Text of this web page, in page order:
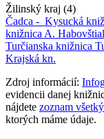
Žilinský kraj (4)
Čadca - Kysucká
knižnica A.
Turčianska knižnica
Krajská kn.
Zdroj informácií:
evidencii danej
nájdete zoznam
ktorých máme údaje.